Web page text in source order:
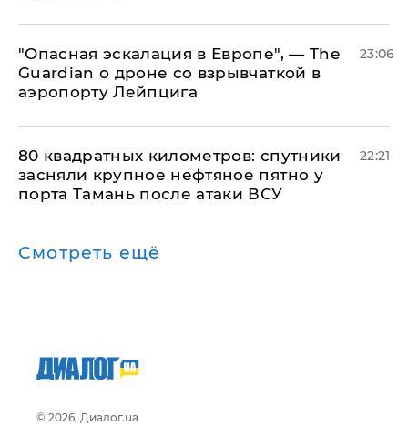
"Опасная эскалация в Европе", — The
Guardian о дроне со взрывчаткой в
аэропорту Лейпцига
23:06
80 квадратных километров: спутники
засняли крупное нефтяное пятно у
порта Тамань после атаки ВСУ
22:21
Смотреть ещё
© 2026, Диалог.ua